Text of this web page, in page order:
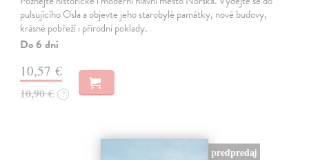
pulsujícího Osla a objevte jeho starobylé památky, nové budovy,
krásné pobřeží i přírodní poklady.
Do 6 dní
10,57 €
10,90 € ?
predpredaj